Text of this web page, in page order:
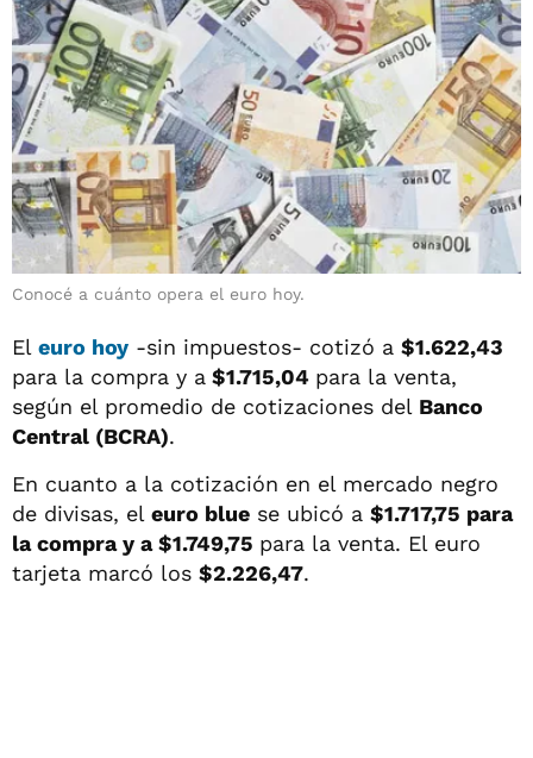
Conocé a cuánto opera el euro hoy.
El euro hoy -sin impuestos- cotizó a $1.622,43
para la compra y a $1.715,04 para la venta,
según el promedio de cotizaciones del Banco
Central (BCRA).
En cuanto a la cotización en el mercado negro
de divisas, el euro blue se ubicó a $1.717,75 para
la compra y a $1.749,75 para la venta. El euro
tarjeta marcó los $2.226,47.